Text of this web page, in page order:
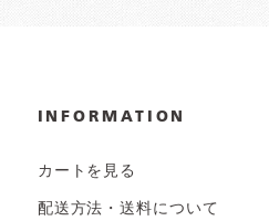
INFORMATION
カートを見る
配送方法・送料について